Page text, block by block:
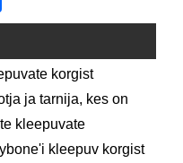
korgist
ja tarnija, kes on
kleepuvate
kleepuv korgist